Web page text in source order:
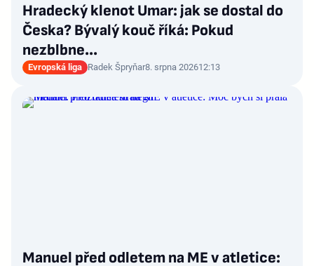
Hradecký klenot Umar: jak se dostal do
Česka? Bývalý kouč říká: Pokud
nezblbne...
Evropská liga Radek Špryňar8. srpna 202612:13
Manuel před odletem na ME v atletice: